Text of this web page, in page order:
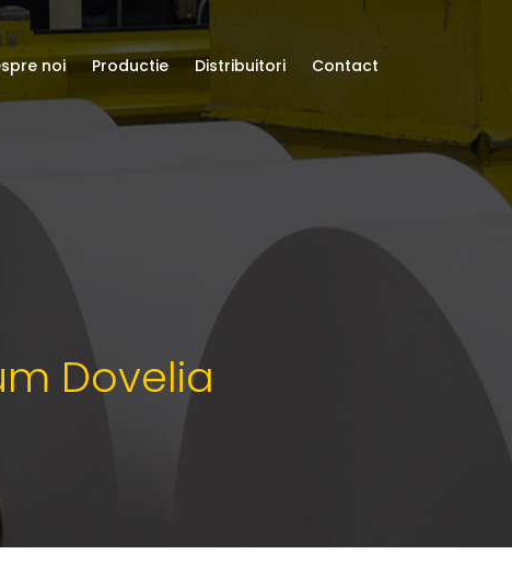
noi Productie Distribuitori Contact
Dovelia